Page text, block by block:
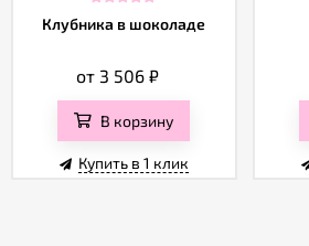
Клубника в шоколаде
от 3 506 ₽
В корзину
Купить в 1 клик